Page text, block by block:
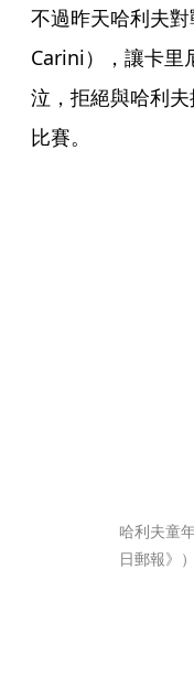
不過昨天哈利夫
Carini），讓卡里
泣，拒絕與哈利
比賽。
哈利夫童
日郵報》）